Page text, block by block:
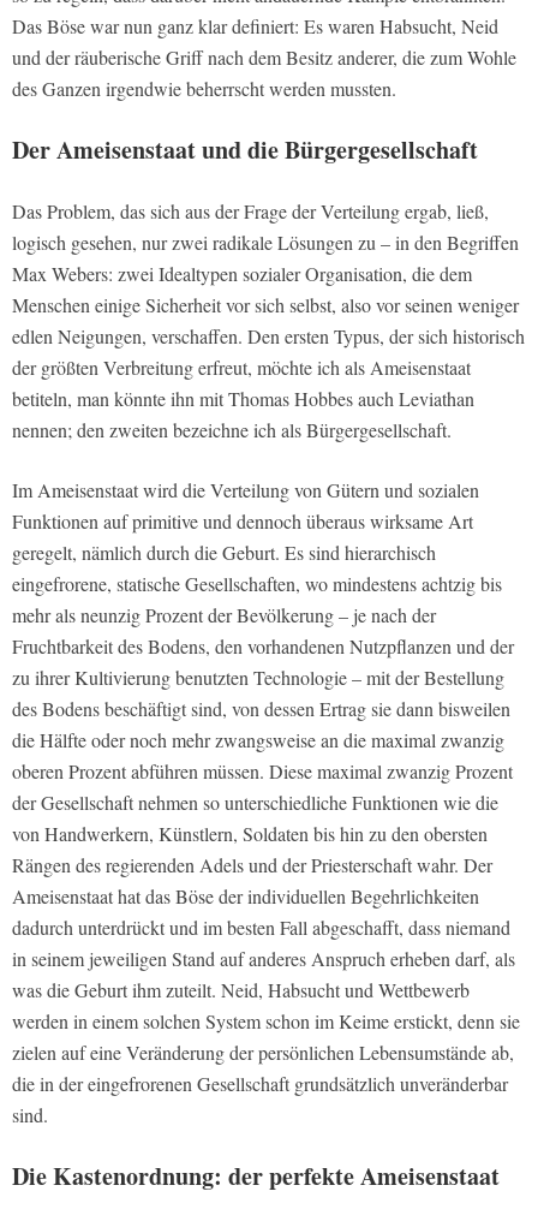
Das Böse war nun ganz klar definiert: Es waren Habsucht, Neid
und der räuberische Griff nach dem Besitz anderer, die zum Wohle
des Ganzen irgendwie beherrscht werden mussten.
Der Ameisenstaat und die Bürgergesellschaft
Das Problem, das sich aus der Frage der Verteilung ergab, ließ,
logisch gesehen, nur zwei radikale Lösungen zu – in den Begriffen
Max Webers: zwei Idealtypen sozialer Organisation, die dem
Menschen einige Sicherheit vor sich selbst, also vor seinen weniger
edlen Neigungen, verschaffen. Den ersten Typus, der sich historisch
der größten Verbreitung erfreut, möchte ich als Ameisenstaat
betiteln, man könnte ihn mit Thomas Hobbes auch Leviathan
nennen; den zweiten bezeichne ich als Bürgergesellschaft.
Im Ameisenstaat wird die Verteilung von Gütern und sozialen
Funktionen auf primitive und dennoch überaus wirksame Art
geregelt, nämlich durch die Geburt. Es sind hierarchisch
eingefrorene, statische Gesellschaften, wo mindestens achtzig bis
mehr als neunzig Prozent der Bevölkerung – je nach der
Fruchtbarkeit des Bodens, den vorhandenen Nutzpflanzen und der
zu ihrer Kultivierung benutzten Technologie – mit der Bestellung
des Bodens beschäftigt sind, von dessen Ertrag sie dann bisweilen
die Hälfte oder noch mehr zwangsweise an die maximal zwanzig
oberen Prozent abführen müssen. Diese maximal zwanzig Prozent
der Gesellschaft nehmen so unterschiedliche Funktionen wie die
von Handwerkern, Künstlern, Soldaten bis hin zu den obersten
Rängen des regierenden Adels und der Priesterschaft wahr. Der
Ameisenstaat hat das Böse der individuellen Begehrlichkeiten
dadurch unterdrückt und im besten Fall abgeschafft, dass niemand
in seinem jeweiligen Stand auf anderes Anspruch erheben darf, als
was die Geburt ihm zuteilt. Neid, Habsucht und Wettbewerb
werden in einem solchen System schon im Keime erstickt, denn sie
zielen auf eine Veränderung der persönlichen Lebensumstände ab,
die in der eingefrorenen Gesellschaft grundsätzlich unveränderbar
sind.
Die Kastenordnung: der perfekte Ameisenstaat